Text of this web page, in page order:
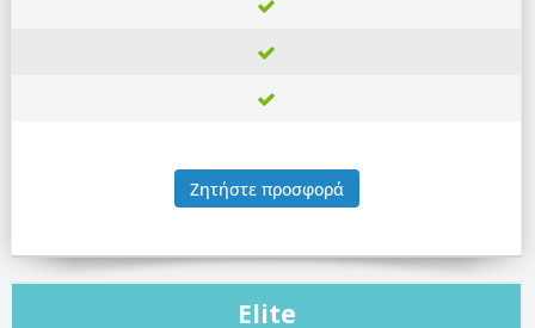
Ζητήστε προσφορά
Elite